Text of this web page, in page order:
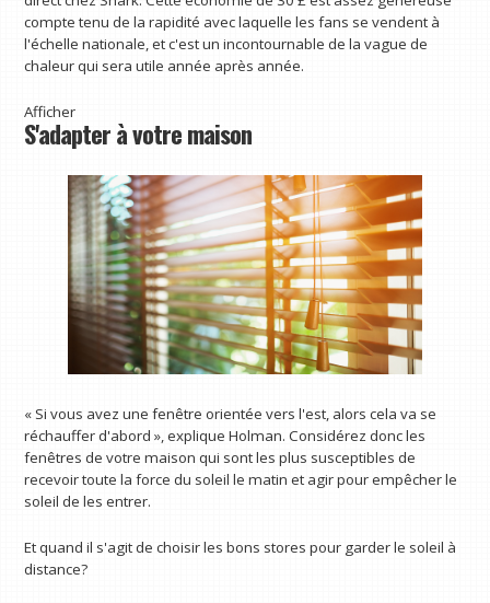
compte tenu de la rapidité avec laquelle les fans se vendent à
l'échelle nationale, et c'est un incontournable de la vague de
chaleur qui sera utile année après année.
Afficher
S'adapter à votre maison
« Si vous avez une fenêtre orientée vers l'est, alors cela va se
réchauffer d'abord », explique Holman. Considérez donc les
fenêtres de votre maison qui sont les plus susceptibles de
recevoir toute la force du soleil le matin et agir pour empêcher le
soleil de les entrer.
Et quand il s'agit de choisir les bons stores pour garder le soleil à
distance?